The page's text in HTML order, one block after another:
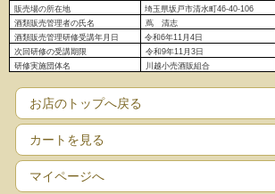
販売場の所在地
埼玉県坂戸市清水町46-40-106
酒類販売管理者の氏名
蔦 清志
酒類販売管理研修受講年月日
令和6年11月4日
次回研修の受講期限
令和9年11月3日
研修実施団体名
川越小売酒販組合
お店のトップへ戻る
カートを見る
マイページへ